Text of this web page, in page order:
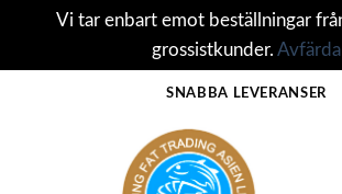
Vi tar enbart emot beställningar
grossistkunder. Avfärda
SNABBA LEVERANSER